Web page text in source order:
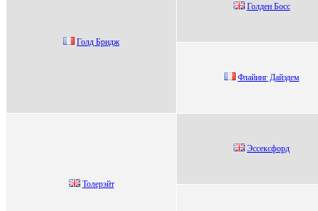
Голд Бpидж
Голден Боcc
Флaйинг Дaйэдeм
Толеpэйт
Эccекcфоpд